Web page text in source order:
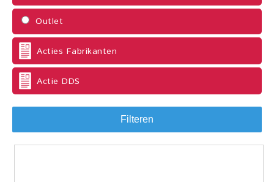
Outlet
Acties Fabrikanten
Actie DDS
Filteren